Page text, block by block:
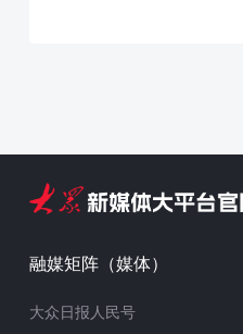
融媒矩阵（媒体）
大众日报人民号